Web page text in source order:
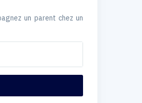
un parent chez un